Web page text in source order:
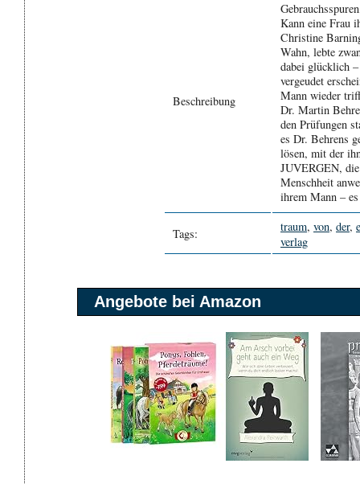
Beschreibung
Kann eine Frau
Christine
Wahn, lebte
dabei glücklich
vergeudet
Mann wieder
Dr. Martin
den Prüfungen
es Dr. Behrens
lösen, mit der
JUVERGEN,
Menschheit
ihrem Mann –
Tags: traum, von, der,
verlag
Angebote bei Amazon